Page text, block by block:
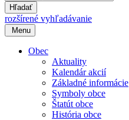
Hľadať
rozšírené vyhľadávanie
Menu
Obec
Aktuality
Kalendár akcií
Základné informácie
Symboly obce
Štatút obce
História obce